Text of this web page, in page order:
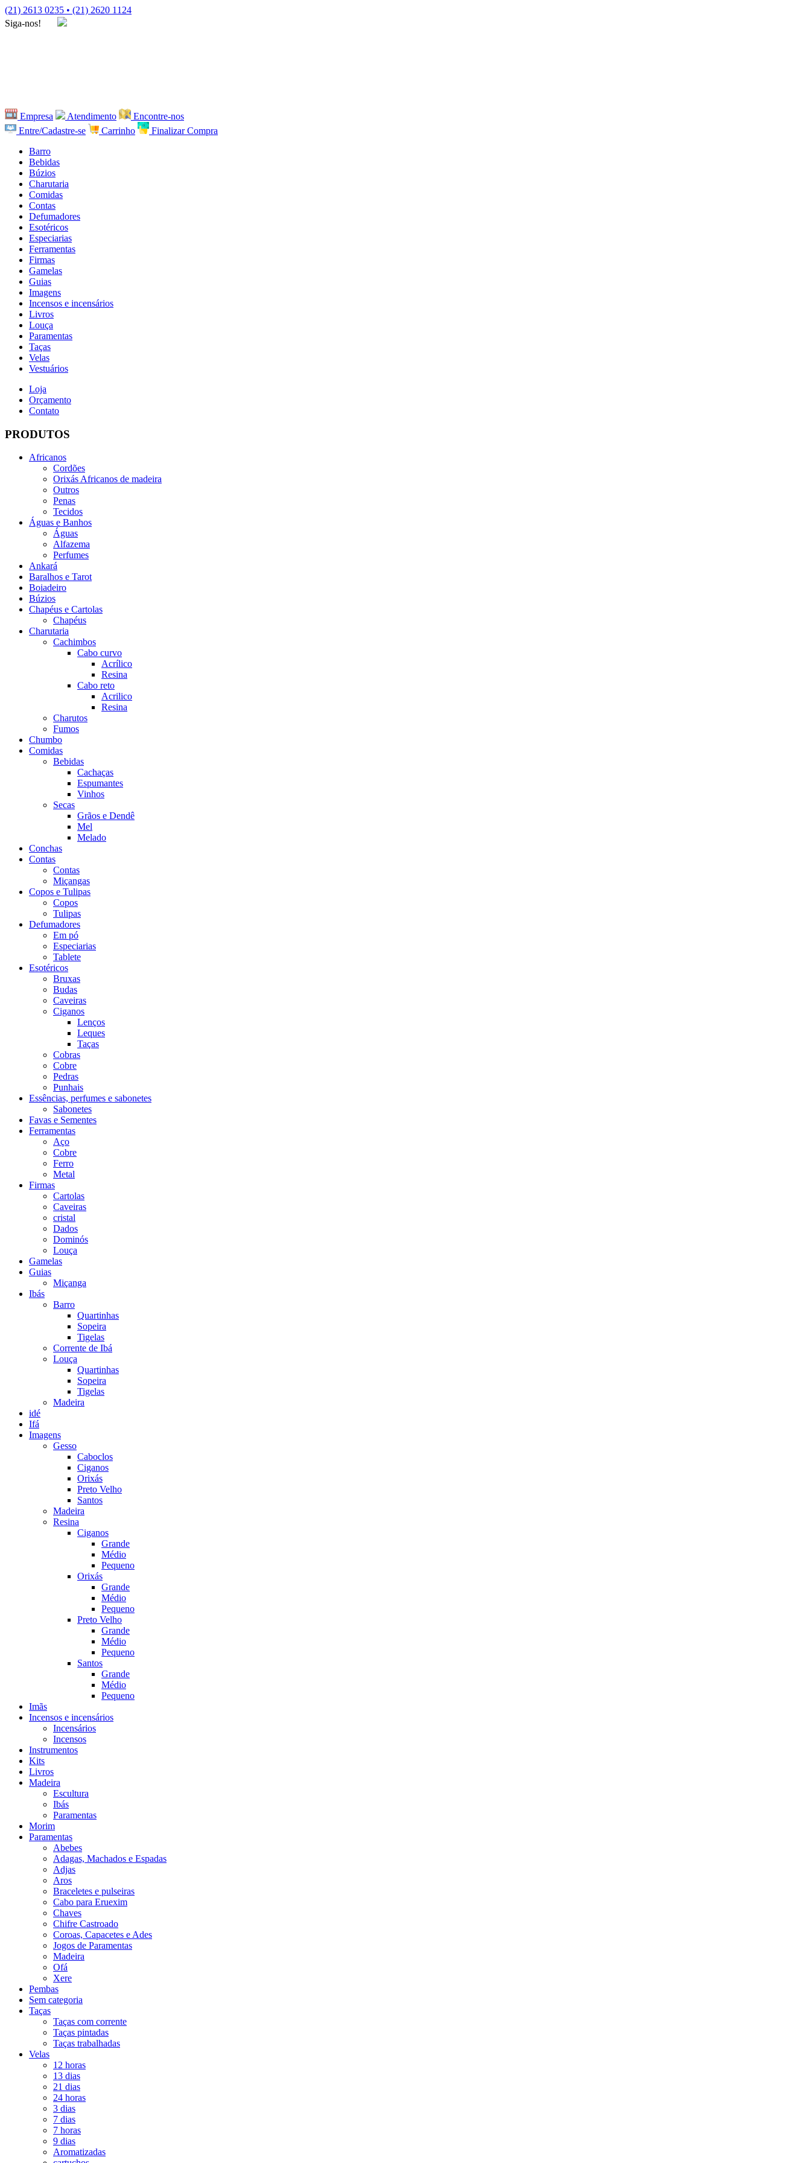
(21) 2613 0235 • (21) 2620 1124
Siga-nos!
Empresa Atendimento
Encontre-nos
Entre/Cadastre-se
Carrinho
Finalizar Compra
Barro
Bebidas
Búzios
Charutaria
Comidas
Contas
Defumadores
Esotéricos
Especiarias
Ferramentas
Firmas
Gamelas
Guias
Imagens
Incensos e incensários
Livros
Louça
Paramentas
Taças
Velas
Vestuários
Loja
Orçamento
Contato
PRODUTOS
Africanos
Cordões
Orixás Africanos de madeira
Outros
Penas
Tecidos
Águas e Banhos
Águas
Alfazema
Perfumes
Ankará
Baralhos e Tarot
Boiadeiro
Búzios
Chapéus e Cartolas
Chapéus
Charutaria
Cachimbos
Cabo curvo
Acrílico
Resina
Cabo reto
Acrilico
Resina
Charutos
Fumos
Chumbo
Comidas
Bebidas
Cachaças
Espumantes
Vinhos
Secas
Grãos e Dendê
Mel
Melado
Conchas
Contas
Contas
Miçangas
Copos e Tulipas
Copos
Tulipas
Defumadores
Em pó
Especiarias
Tablete
Esotéricos
Bruxas
Budas
Caveiras
Ciganos
Lenços
Leques
Taças
Cobras
Cobre
Pedras
Punhais
Essências, perfumes e sabonetes
Sabonetes
Favas e Sementes
Ferramentas
Aço
Cobre
Ferro
Metal
Firmas
Cartolas
Caveiras
cristal
Dados
Dominós
Louça
Gamelas
Guias
Miçanga
Ibás
Barro
Quartinhas
Sopeira
Tigelas
Corrente de Ibá
Louça
Quartinhas
Sopeira
Tigelas
Madeira
idé
Ifá
Imagens
Gesso
Caboclos
Ciganos
Orixás
Preto Velho
Santos
Madeira
Resina
Ciganos
Grande
Médio
Pequeno
Orixás
Grande
Médio
Pequeno
Preto Velho
Grande
Médio
Pequeno
Santos
Grande
Médio
Pequeno
Imãs
Incensos e incensários
Incensários
Incensos
Instrumentos
Kits
Livros
Madeira
Escultura
Ibás
Paramentas
Morim
Paramentas
Abebes
Adagas, Machados e Espadas
Adjas
Aros
Braceletes e pulseiras
Cabo para Eruexim
Chaves
Chifre Castroado
Coroas, Capacetes e Ades
Jogos de Paramentas
Madeira
Ofá
Xere
Pembas
Sem categoria
Taças
Taças com corrente
Taças pintadas
Taças trabalhadas
Velas
12 horas
13 dias
21 dias
24 horas
3 dias
7 dias
7 horas
9 dias
Aromatizadas